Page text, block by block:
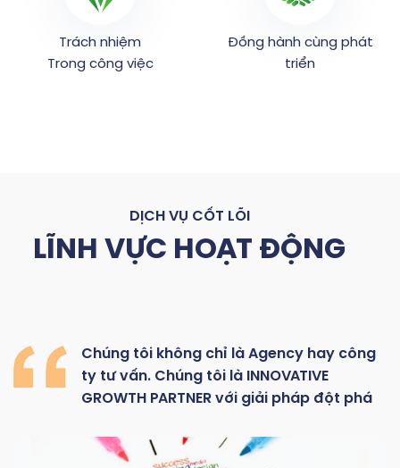
Trách nhiệm
Trong công việc
Đồng hành cùng phát
triển
DỊCH VỤ CỐT LÕI
LĨNH VỰC HOẠT ĐỘNG
Chúng tôi không chỉ là Agency hay công
ty tư vấn. Chúng tôi là
INNOVATIVE
GROWTH PARTNER với giải pháp đột phá